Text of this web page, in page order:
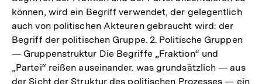
können, wird ein Begriff verwendet, der gelegentlich
auch von politischen Akteuren gebraucht wird: der
Begriff der politischen Gruppe. 2. Politische Gruppen
— Gruppenstruktur Die Begriffe „Fraktion“ und
„Partei“ reißen auseinander. was grundsätzlich — aus
der Sicht der Struktur des politischen Prozesses — ein